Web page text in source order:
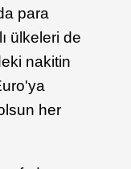
para
ülkeleri de
nakitin
her